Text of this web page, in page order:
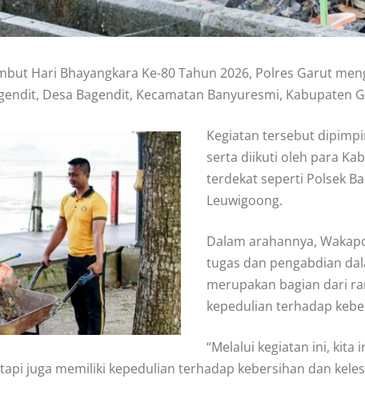
Hari Bhayangkara Ke-80 Tahun 2026, Polres Garut
Desa Bagendit, Kecamatan Banyuresmi, Kabupaten
Kegiatan tersebut
serta diikuti oleh para
terdekat seperti Polsek
Leuwigoong.
Dalam arahannya,
tugas dan pengabdian
merupakan bagian dari
kepedulian terhadap
“Melalui kegiatan ini, kita
juga memiliki kepedulian terhadap kebersihan dan